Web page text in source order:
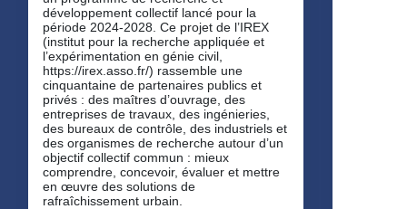
développement collectif lancé pour la
période 2024-2028. Ce projet de l’IREX
(institut pour la recherche appliquée et
l’expérimentation en génie civil,
https://irex.asso.fr/) rassemble une
cinquantaine de partenaires publics et
privés : des maîtres d’ouvrage, des
entreprises de travaux, des ingénieries,
des bureaux de contrôle, des industriels et
des organismes de recherche autour d’un
objectif collectif commun : mieux
comprendre, concevoir, évaluer et mettre
en œuvre des solutions de
rafraîchissement urbain.